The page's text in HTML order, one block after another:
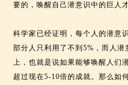
要的，唤醒自己潜意识中的巨人
科学家已经证明，每个人的潜意
部分人只利用了不到5%，而人
上，也就是说如果能够唤醒人们
超过现在5-10倍的成就。那么如